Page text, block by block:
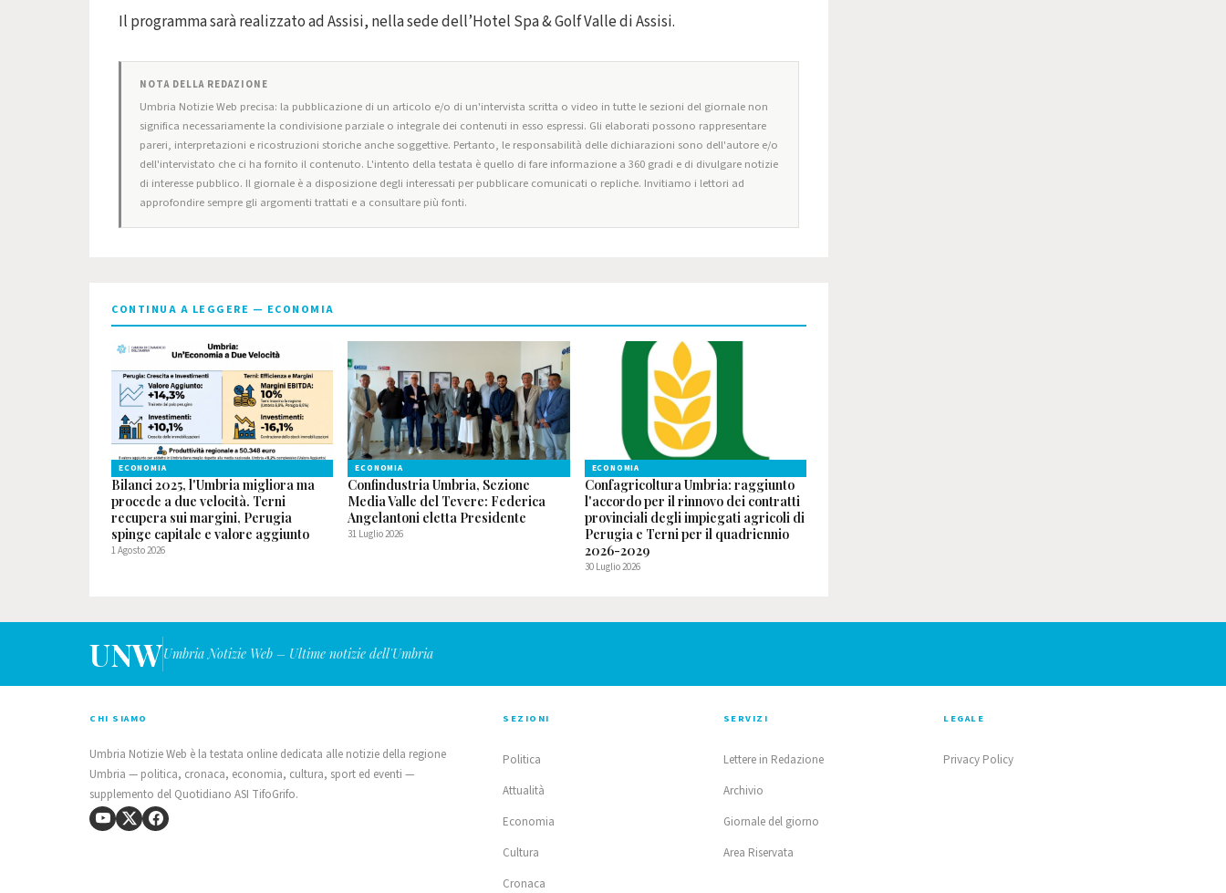
Il programma sarà realizzato ad Assisi, nella sede dell’Hotel Spa & Golf Valle di Assisi.
NOTA DELLA REDAZIONE
Umbria Notizie Web precisa: la pubblicazione di un articolo e/o di un'intervista scritta o video in tutte le sezioni del giornale non
significa necessariamente la condivisione parziale o integrale dei contenuti in esso espressi. Gli elaborati possono rappresentare
pareri, interpretazioni e ricostruzioni storiche anche soggettive. Pertanto, le responsabilità delle dichiarazioni sono dell'autore e/o
dell'intervistato che ci ha fornito il contenuto. L'intento della testata è quello di fare informazione a 360 gradi e di divulgare notizie
di interesse pubblico. Il giornale è a disposizione degli interessati per pubblicare comunicati o repliche. Invitiamo i lettori ad
approfondire sempre gli argomenti trattati e a consultare più fonti.
CONTINUA A LEGGERE — ECONOMIA
ECONOMIA
Bilanci 2025, l'Umbria migliora ma
procede a due velocità. Terni
recupera sui margini, Perugia
spinge capitale e valore aggiunto
1 Agosto 2026
ECONOMIA
Confindustria Umbria, Sezione
Media Valle del Tevere: Federica
Angelantoni eletta Presidente
31 Luglio 2026
ECONOMIA
Confagricoltura Umbria: raggiunto
l'accordo per il rinnovo dei contratti
provinciali degli impiegati agricoli di
Perugia e Terni per il quadriennio
2026-2029
30 Luglio 2026
UNWUmbria Notizie Web – Ultime notizie dell'Umbria
CHI SIAMO
Umbria Notizie Web è la testata online dedicata alle notizie della regione
Umbria — politica, cronaca, economia, cultura, sport ed eventi —
supplemento del Quotidiano ASI TifoGrifo.
SEZIONI
Politica
Attualità
Economia
Cultura
Cronaca
SERVIZI
Lettere in Redazione
Archivio
Giornale del giorno
Area Riservata
LEGALE
Privacy Policy